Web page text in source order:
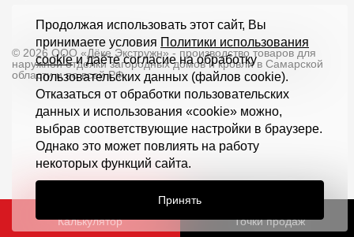
Калькулятор Точки продаж
© 2026 ООО «Дёке Экстружн» - производство товаров для
наружной отделки загородных домов и кровли в Самарской
области и по всей РФ
Продолжая использовать этот сайт, Вы
принимаете условия Политики использования
cookieи даёте согласие на обработку
пользовательских данных (файлов cookie).
Отказаться от обработки пользовательских
данных и использования «cookie» можно,
выбрав соответствующие настройки в браузере.
Однако это может повлиять на работу
некоторых функций сайта.
Принять